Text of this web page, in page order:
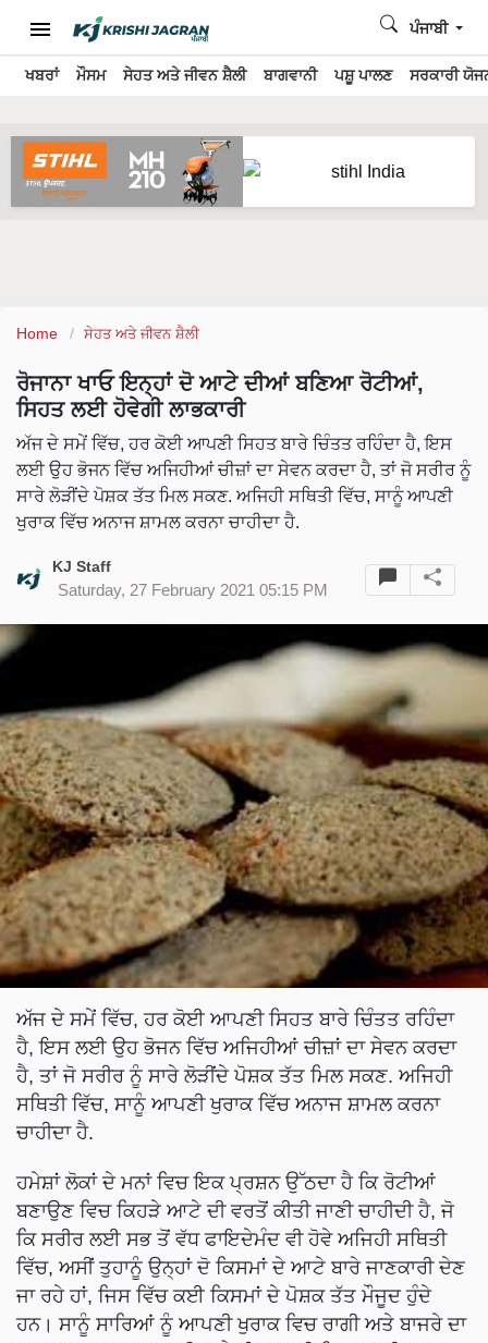
ਖਬਰਾਂ ਮੌਸਮ ਸੇਹਤ ਅਤੇ ਜੀਵਨ ਸ਼ੈਲੀ ਬਾਗਵਾਨੀ ਪਸ਼ੂ ਪਾਲਣ ਸਰਕਾਰੀ
ਪੰਜਾਬੀ
Home ਸੇਹਤ ਅਤੇ ਜੀਵਨ ਸ਼ੈਲੀ
ਰੋਜਾਨਾ ਖਾਓ ਇਨ੍ਹਾਂ ਦੋ ਆਟੇ ਦੀਆਂ ਬਣਿਆ ਰੋਟੀਆਂ,
ਸਿਹਤ ਲਈ ਹੋਵੇਗੀ ਲਾਭਕਾਰੀ
ਅੱਜ ਦੇ ਸਮੇਂ ਵਿੱਚ, ਹਰ ਕੋਈ ਆਪਣੀ ਸਿਹਤ ਬਾਰੇ ਚਿੰਤਤ ਰਹਿੰਦਾ ਹੈ, ਇਸ
ਲਈ ਉਹ ਭੋਜਨ ਵਿੱਚ ਅਜਿਹੀਆਂ ਚੀਜ਼ਾਂ ਦਾ ਸੇਵਨ ਕਰਦਾ ਹੈ, ਤਾਂ ਜੋ ਸਰੀਰ ਨੂੰ
ਸਾਰੇ ਲੋੜੀਂਦੇ ਪੋਸ਼ਕ ਤੱਤ ਮਿਲ ਸਕਣ. ਅਜਿਹੀ ਸਥਿਤੀ ਵਿੱਚ, ਸਾਨੂੰ ਆਪਣੀ
ਖੁਰਾਕ ਵਿੱਚ ਅਨਾਜ ਸ਼ਾਮਲ ਕਰਨਾ ਚਾਹੀਦਾ ਹੈ.
KJ Staff
Saturday, 27 February 2021 05:15 PM
ਅੱਜ ਦੇ ਸਮੇਂ ਵਿੱਚ, ਹਰ ਕੋਈ ਆਪਣੀ ਸਿਹਤ ਬਾਰੇ ਚਿੰਤਤ ਰਹਿੰਦਾ
ਹੈ, ਇਸ ਲਈ ਉਹ ਭੋਜਨ ਵਿੱਚ ਅਜਿਹੀਆਂ ਚੀਜ਼ਾਂ ਦਾ ਸੇਵਨ ਕਰਦਾ
ਹੈ, ਤਾਂ ਜੋ ਸਰੀਰ ਨੂੰ ਸਾਰੇ ਲੋੜੀਂਦੇ ਪੋਸ਼ਕ ਤੱਤ ਮਿਲ ਸਕਣ. ਅਜਿਹੀ
ਸਥਿਤੀ ਵਿੱਚ, ਸਾਨੂੰ ਆਪਣੀ ਖੁਰਾਕ ਵਿੱਚ ਅਨਾਜ ਸ਼ਾਮਲ ਕਰਨਾ
ਚਾਹੀਦਾ ਹੈ.
ਹਮੇਸ਼ਾਂ ਲੋਕਾਂ ਦੇ ਮਨਾਂ ਵਿਚ ਇਕ ਪ੍ਰਸ਼ਨ ਉੱਠਦਾ ਹੈ ਕਿ ਰੋਟੀਆਂ
ਬਣਾਉਣ ਵਿਚ ਕਿਹੜੇ ਆਟੇ ਦੀ ਵਰਤੋਂ ਕੀਤੀ ਜਾਣੀ ਚਾਹੀਦੀ ਹੈ, ਜੋ
ਕਿ ਸਰੀਰ ਲਈ ਸਭ ਤੋਂ ਵੱਧ ਫਾਇਦੇਮੰਦ ਵੀ ਹੋਵੇ ਅਜਿਹੀ ਸਥਿਤੀ
ਵਿੱਚ, ਅਸੀਂ ਤੁਹਾਨੂੰ ਉਨ੍ਹਾਂ ਦੋ ਕਿਸਮਾਂ ਦੇ ਆਟੇ ਬਾਰੇ ਜਾਣਕਾਰੀ ਦੇਣ
ਜਾ ਰਹੇ ਹਾਂ, ਜਿਸ ਵਿੱਚ ਕਈ ਕਿਸਮਾਂ ਦੇ ਪੋਸ਼ਕ ਤੱਤ ਮੌਜੂਦ ਹੁੰਦੇ
ਹਨ। ਸਾਨੂੰ ਸਾਰਿਆਂ ਨੂੰ ਆਪਣੀ ਖੁਰਾਕ ਵਿਚ ਰਾਗੀ ਅਤੇ ਬਾਜਰੇ ਦਾ